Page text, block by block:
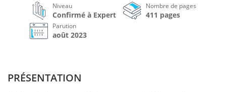
Niveau
Confirmé à Expert
Nombre de pages
411 pages
Parution
août 2023
PRÉSENTATION